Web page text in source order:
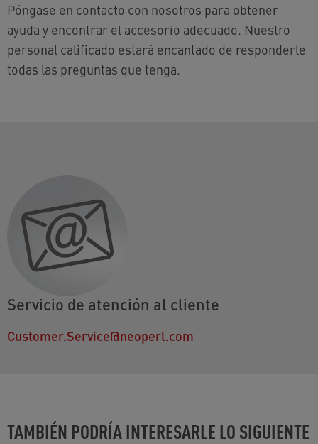
Póngase en contacto con nosotros para obtener
ayuda y encontrar el accesorio adecuado. Nuestro
personal calificado estará encantado de responderle
todas las preguntas que tenga.
Servicio de atención al cliente
Customer.Service@neoperl.com
TAMBIÉN PODRÍA INTERESARLE LO SIGUIENTE